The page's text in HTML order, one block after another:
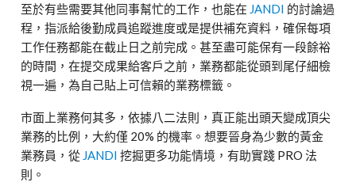
至於有些需要其他同事幫忙的工作，也能在 JANDI 的討論過
程，指派給後勤成員追蹤進度或是提供補充資料，確保每項
工作任務都能在截止日之前完成。甚至盡可能保有一段餘裕
的時間，在提交成果給客戶之前，業務都能從頭到尾仔細檢
視一遍，為自己貼上可信賴的業務標籤。
市面上業務何其多，依據八二法則，真正能出頭天變成頂尖
業務的比例，大約僅 20% 的機率。想要晉身為少數的黃金
業務員，從 JANDI挖掘更多功能情境，有助實踐 PRO法
則。